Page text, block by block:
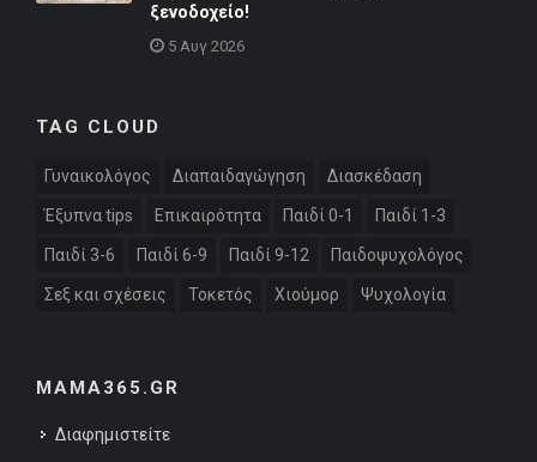
ξενοδοχείο!
5 Αυγ 2026
TAG CLOUD
Γυναικολόγος Διαπαιδαγώγηση Διασκέδαση
Έξυπνα tips Επικαιρότητα Παιδί 0-1 Παιδί 1-3
Παιδί 3-6 Παιδί 6-9 Παιδί 9-12 Παιδοψυχολόγος
Σεξ και σχέσεις Τοκετός Χιούμορ Ψυχολογία
MAMA365.GR
Διαφημιστείτε